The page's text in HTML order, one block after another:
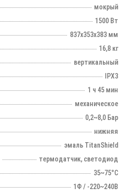
мокрый
1500 Вт
837х353х383 мм
16,8 кг
вертикальный
IPX3
1 ч 45 мин
механическое
0,2~8,0 Бар
нижняя
эмаль TitanShield
термодатчик, светодиод
35~75°С
1Ф / -220~240В